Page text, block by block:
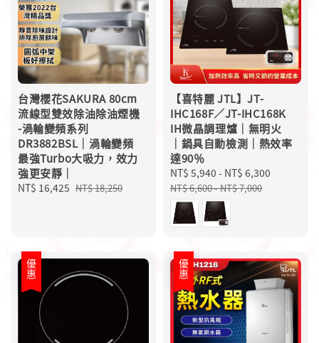
台灣櫻花SAKURA 80cm
流線型雙效除油除油煙機
-渦輪變頻系列
DR3882BSL｜渦輪變頻
最強Turbo大吸力，效力
強更安靜｜
Sale
NT$ 16,425 Regular
NT$ 18,250
【喜特麗 JTL】JT-
IHC168F／JT-IHC168K
IH微晶調理爐｜無明火
｜鍋具自動檢測｜熱效率
達90％
Sale
price
NT$ 5,940 - NT$ 6,300
NT$ 6,600-NT$ 7,000
優惠 優惠